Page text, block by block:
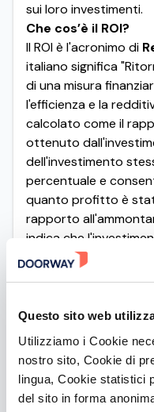
Questo sito web
Utilizziamo i Cookie
nostro sito, Cookie di
lingua, Cookie statistici
del sito in forma
sui loro investimenti.
Che cos’è il ROI?
Il ROI è l'acronimo di
italiano significa
di una misura
l'efficienza e la
calcolato come il
ottenuto
dell'investimento
percentuale e
quanto profitto è
rapporto
indica che
plusvalenza
Supponiamo di aver
nella Società XY,
capitale di Euro
ad Euro 5.000.000
anticipate per la